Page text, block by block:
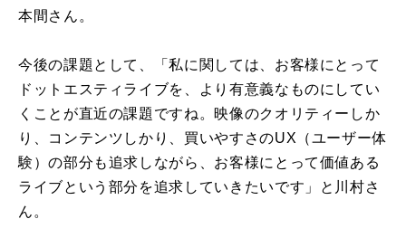
本間さん。
今後の課題として、「私に関しては、お客様にとって
ドットエスティライブを、より有意義なものにしてい
くことが直近の課題ですね。映像のクオリティーしか
り、コンテンツしかり、買いやすさのUX（ユーザー体
験）の部分も追求しながら、お客様にとって価値ある
ライブという部分を追求していきたいです」と川村さ
ん。